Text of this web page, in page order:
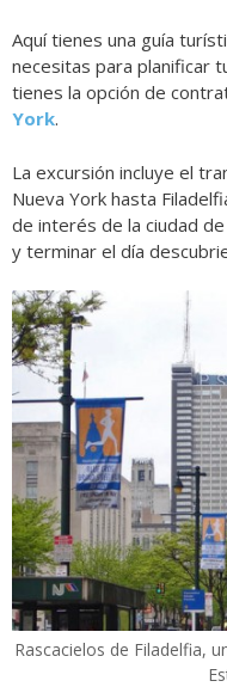
Aquí tienes una guía
necesitas para planificar
tienes la opción de
York.
La excursión incluye el
Nueva York hasta
de interés de la ciudad
y terminar el día
Rascacielos de Filadelfia,